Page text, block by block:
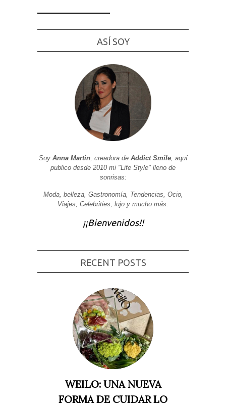
ASÍ SOY
Soy Anna Martin, creadora de Addict Smile, aquí
publico desde 2010 mi "Life Style" lleno de
sonrisas:
Moda, belleza, Gastronomía, Tendencias, Ocio,
Viajes, Celebrities, lujo y mucho más.
¡¡Bienvenidos!!
RECENT POSTS
WEILO: UNA NUEVA
FORMA DE CUIDAR LO
Estadísticas
y estructura
de la web, en
base a cómo
mejor posible
rechaza estas